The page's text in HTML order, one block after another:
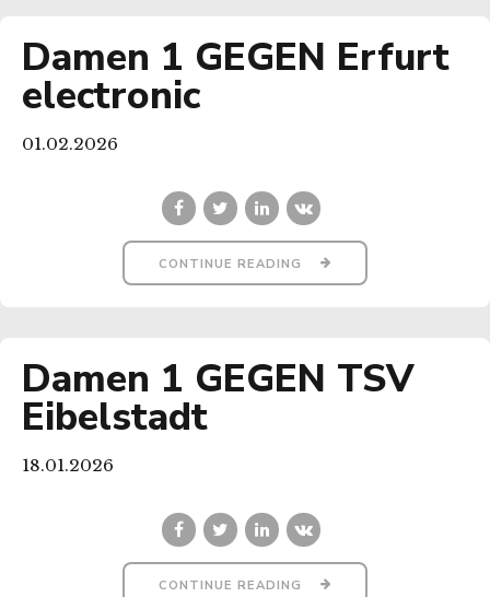
Damen 1 GEGEN Erfurt
electronic
01.02.2026
CONTINUE READING
Damen 1 GEGEN TSV
Eibelstadt
18.01.2026
CONTINUE READING